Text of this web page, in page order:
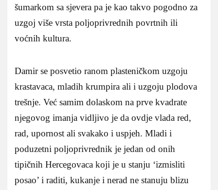
šumarkom sa sjevera pa je kao takvo pogodno za
uzgoj više vrsta poljoprivrednih povrtnih ili
voćnih kultura.
Damir se posvetio ranom plasteničkom uzgoju
krastavaca, mladih krumpira ali i uzgoju plodova
trešnje. Već samim dolaskom na prve kvadrate
njegovog imanja vidljivo je da ovdje vlada red,
rad, upornost ali svakako i uspjeh. Mladi i
poduzetni poljoprivrednik je jedan od onih
tipičnih Hercegovaca koji je u stanju ‘izmisliti
posao’ i raditi, kukanje i nerad ne stanuju blizu